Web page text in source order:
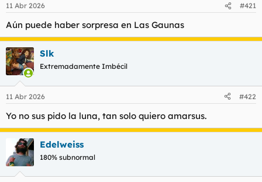
e
:
11 Abr 2026 #421
Aún puede haber sorpresa en Las Gaunas
Slk
Extremadamente Imbécil
11 Abr 2026 #422
Yo no sus pido la luna, tan solo quiero amarsus.
Edelweiss
180% subnormal